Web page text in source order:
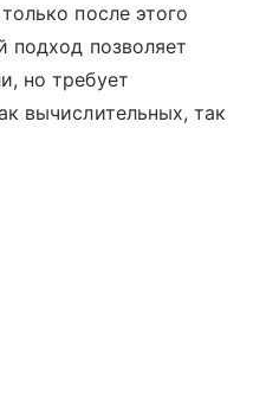
после этого
подход позволяет
но требует
вычислительных, так